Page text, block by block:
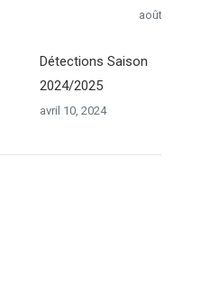
août 17,
Détections Saison
2024/2025
avril 10, 2024